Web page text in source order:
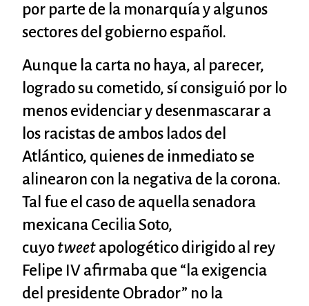
por parte de la monarquía y algunos
sectores del gobierno español.
Aunque la carta no haya, al parecer,
logrado su cometido, sí consiguió por lo
menos evidenciar y desenmascarar a
los racistas de ambos lados del
Atlántico, quienes de inmediato se
alinearon con la negativa de la corona.
Tal fue el caso de aquella senadora
mexicana Cecilia Soto,
cuyo tweet apologético dirigido al rey
Felipe IV afirmaba que “la exigencia
del presidente Obrador” no la